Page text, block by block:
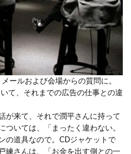
ールおよび会場からの質問に。
て、それまでの広告の仕事との違
が来て、それで潤平さんに持って
いては、「まったく違わない。
の道具なので。CDジャケットで
練さんは、「お金を出す側との一